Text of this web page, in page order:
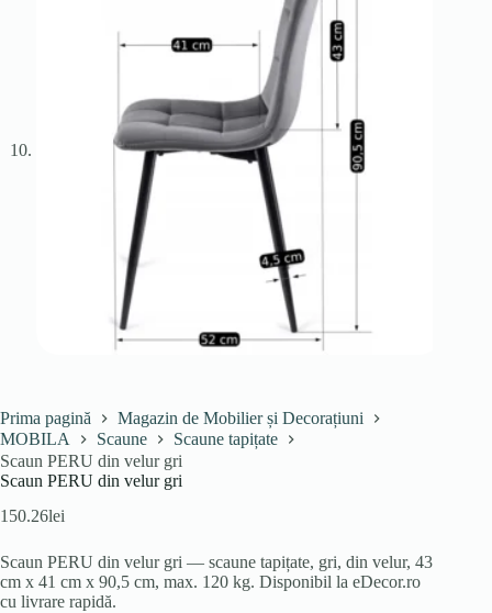
Prima pagină
Magazin de Mobilier și Decorațiuni
MOBILA
Scaune
Scaune tapițate
Scaun PERU din velur gri
Scaun PERU din velur gri
150.26lei
Scaun PERU din velur gri — scaune tapițate, gri, din velur, 43
cm x 41 cm x 90,5 cm, max. 120 kg. Disponibil la eDecor.ro
cu livrare rapidă.